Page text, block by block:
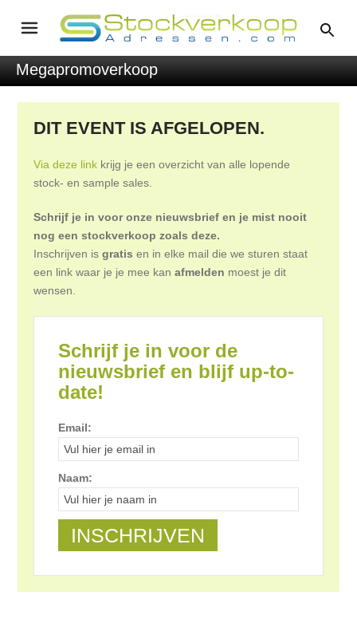
Megapromoverkoop
DIT EVENT IS AFGELOPEN.
Via deze link krijg je een overzicht van alle lopende
stock- en sample sales.
Schrijf je in voor onze nieuwsbrief en je mist nooit
nog een stockverkoop zoals deze.
Inschrijven isgratis en in elke mail die we sturen staat
een link waar je je mee kanafmelden moest je dit
wensen.
Schrijf je in voor de
nieuwsbrief en blijf up-to-
date!
Email:
Naam: